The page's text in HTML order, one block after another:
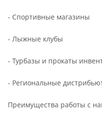
- Спортивные магазины
- Лыжные клубы
- Турбазы и прокаты
- Региональные
Преимущества работы с